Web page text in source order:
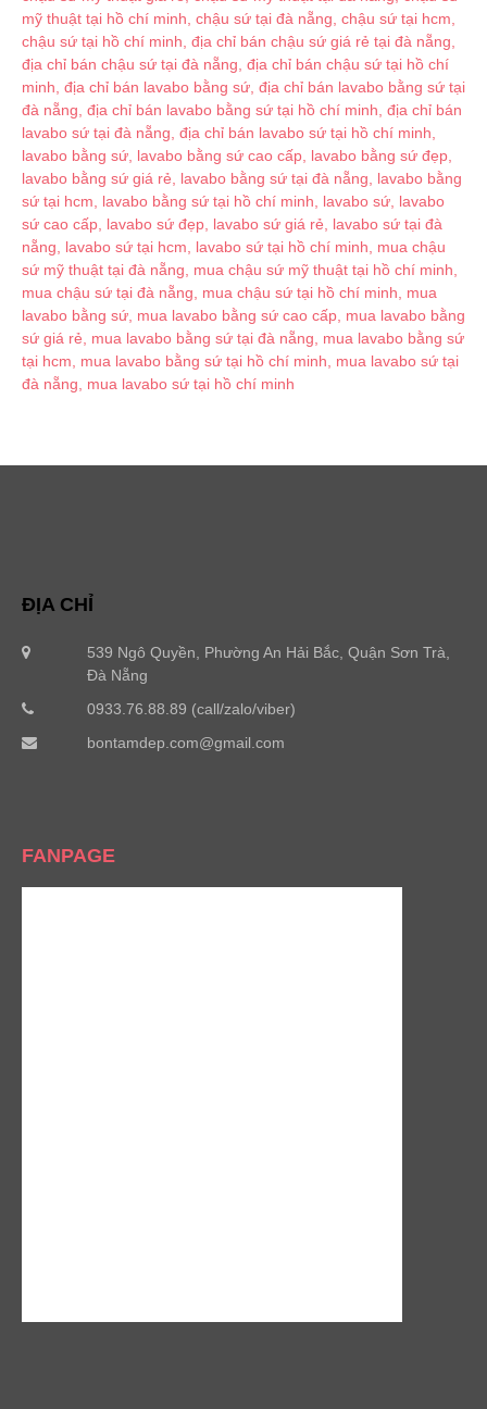
ĐỊA CHỈ
539 Ngô Quyền, Phường An Hải Bắc, Quận Sơn Trà,
Đà Nẵng
0933.76.88.89 (call/zalo/viber)
bontamdep.com@gmail.com
FANPAGE